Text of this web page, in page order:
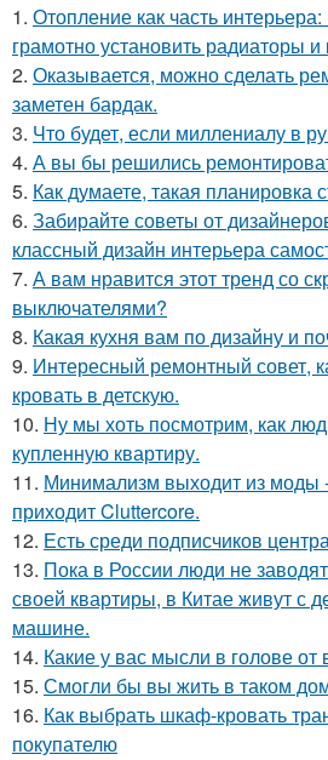
1. Отопление как часть
грамотно установить радиаторы и
2. Оказывается, можно сделать
заметен бардак.
3. Что будет, если миллениалу в
4. А вы бы решились
5. Как думаете, такая планировка
6. Забирайте советы от
классный дизайн интерьера
7. А вам нравится этот тренд со
выключателями?
8. Какая кухня вам по дизайну и
9. Интересный ремонтный совет,
кровать в детскую.
10. Ну мы хоть посмотрим, как
купленную квартиру.
11. Минимализм выходит из моды
приходит Cluttercore.
12. Есть среди подписчиков
13. Пока в России люди не
своей квартиры, в Китае живут с
машине.
14. Какие у вас мысли в голове от
15. Смогли бы вы жить в таком
16. Как выбрать шкаф-кровать
покупателю